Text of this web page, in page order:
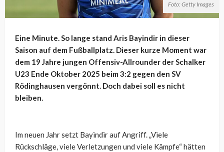
Foto: Getty Images
Eine Minute. So lange stand Aris Bayindir in dieser
Saison auf dem Fußballplatz. Dieser kurze Moment war
dem 19 Jahre jungen Offensiv-Allrounder der Schalker
U23 Ende Oktober 2025 beim 3:2 gegen den SV
Rödinghausen vergönnt. Doch dabei soll es nicht
bleiben.
Im neuen Jahr setzt Bayindir auf Angriff. „Viele
Rückschläge, viele Verletzungen und viele Kämpfe“ hätten